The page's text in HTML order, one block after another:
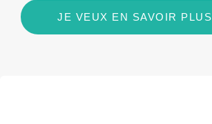
JE VEUX EN SAVOIR PLUS